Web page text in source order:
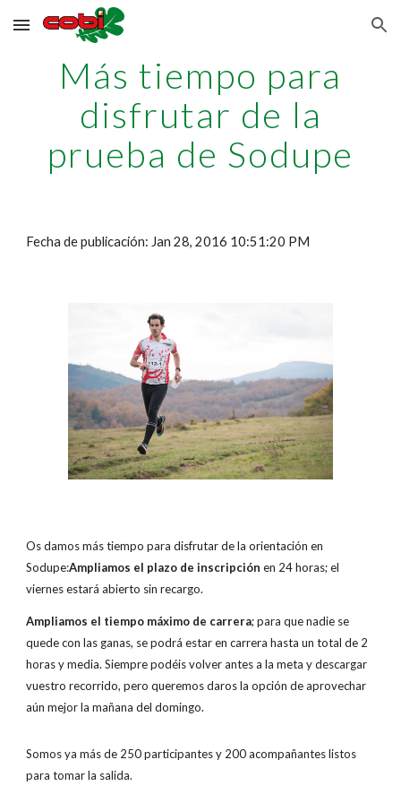
Skip to main content Skip to navigation
Más tiempo para
disfrutar de la
prueba de Sodupe
Fecha de publicación: Jan 28, 2016 10:51:20 PM
Os damos más tiempo para disfrutar de la orientación en
Sodupe:Ampliamos el plazo de inscripción en 24 horas; el
viernes estará abierto sin recargo.
Ampliamos el tiempo máximo de carrera; para que nadie se
quede con las ganas, se podrá estar en carrera hasta un total de 2
horas y media. Siempre podéis volver antes a la meta y descargar
vuestro recorrido, pero queremos daros la opción de aprovechar
aún mejor la mañana del domingo.
Somos ya más de 250 participantes y 200 acompañantes listos
para tomar la salida.